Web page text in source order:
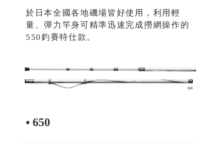
於日本全國各地磯場皆好使用，利用輕
量、彈力竿身可精準迅速完成撈網操作的
550釣賽特仕款。
• 650